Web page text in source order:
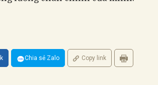
Chia sẻ Zalo Copy link